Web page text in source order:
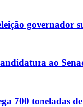
governador
ao
700 toneladas